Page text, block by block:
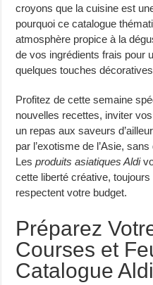
croyons que la cuisine est
pourquoi ce catalogue
atmosphère propice à la
de vos ingrédients frais pour
quelques touches
Profitez de cette semaine
nouvelles recettes, inviter
un repas aux saveurs
par l’exotisme de l’Asie,
Lesproduits asiatiques Aldi
cette liberté créative,
respectent votre budget.
Préparez
Courses et
Catalogue